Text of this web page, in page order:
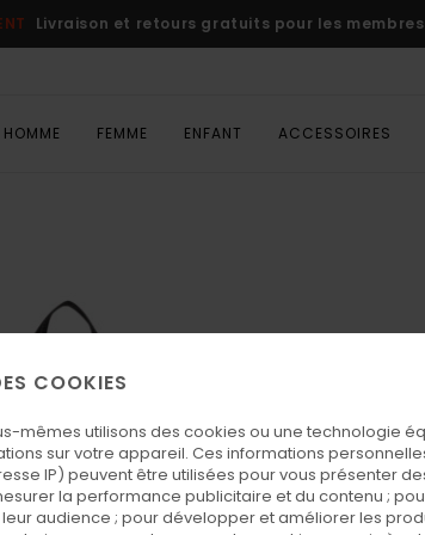
Livraison et retours gratuits pour les membres
HOMME FEMME ENFANT ACCESSOIRES
COOKIES
mêmes utilisons des cookies ou une technologie
sur votre appareil. Ces informations
IP) peuvent être utilisées pour vous présenter
la performance publicitaire et du contenu ;
audience ; pour développer et améliorer les